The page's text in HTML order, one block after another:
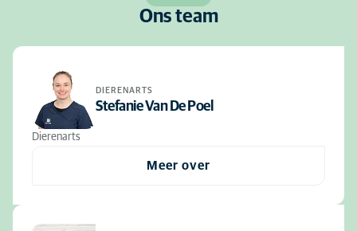
Ons team
DIERENARTS
Stefanie Van De Poel
Dierenarts
Meer over